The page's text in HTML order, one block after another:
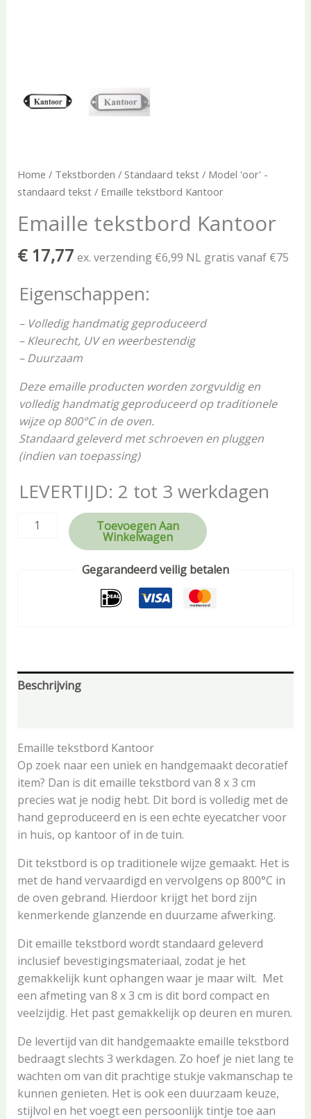
Home / Tekstborden / Standaard tekst/ Model 'oor' -
standaard tekst/ Emaille tekstbord Kantoor
Emaille tekstbord Kantoor
€17,77 ex. verzending €6,99 NL gratis vanaf €75
Eigenschappen:
– Volledig handmatig geproduceerd
– Kleurecht, UV en weerbestendig
– Duurzaam
Deze emaille producten worden zorgvuldig en
volledig handmatig geproduceerd op traditionele
wijze op 800°C in de oven.
Standaard geleverd met schroeven en pluggen
(indien van toepassing)
LEVERTIJD: 2 tot 3 werkdagen
Toevoegen Aan
Winkelwagen
Gegarandeerd veilig betalen
Beschrijving
Emaille tekstbord Kantoor
Op zoek naar een uniek en handgemaakt decoratief
item? Dan is dit emaille tekstbord van 8 x 3 cm
precies wat je nodig hebt. Dit bord is volledig met de
hand geproduceerd en is een echte eyecatcher voor
in huis, op kantoor of in de tuin.
Dit tekstbord is op traditionele wijze gemaakt. Het is
met de hand vervaardigd en vervolgens op 800°C in
de oven gebrand. Hierdoor krijgt het bord zijn
kenmerkende glanzende en duurzame afwerking.
Dit emaille tekstbord wordt standaard geleverd
inclusief bevestigingsmateriaal, zodat je het
gemakkelijk kunt ophangen waar je maar wilt. Met
een afmeting van 8 x 3 cm is dit bord compact en
veelzijdig. Het past gemakkelijk op deuren en muren.
De levertijd van dit handgemaakte emaille tekstbord
bedraagt slechts 3 werkdagen. Zo hoef je niet lang te
wachten om van dit prachtige stukje vakmanschap te
kunnen genieten. Het is ook een duurzaam keuze,
stijlvol en het voegt een persoonlijk tintje toe aan